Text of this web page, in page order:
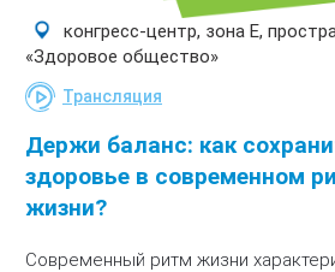
конгресс-центр, зона E,
«Здоровое общество»
Трансляция
Держи баланс: как
здоровье в современном
жизни?
Современный ритм жизни